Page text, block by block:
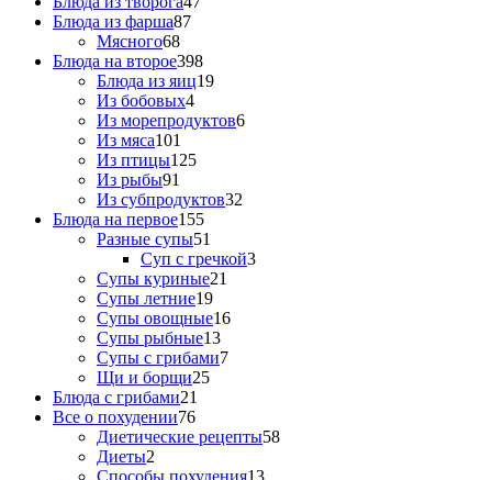
Блюда из фарша87
Мясного68
Блюда на второе398
Блюда из яиц19
Из бобовых4
Из морепродуктов6
Из мяса101
Из птицы125
Из рыбы91
Из субпродуктов32
Блюда на первое155
Разные супы51
Суп с гречкой3
Супы куриные21
Супы летние19
Супы овощные16
Супы рыбные13
Супы с грибами7
Щи и борщи25
Блюда с грибами21
Все о похудении76
Диетические рецепты58
Диеты2
Способы похудения13